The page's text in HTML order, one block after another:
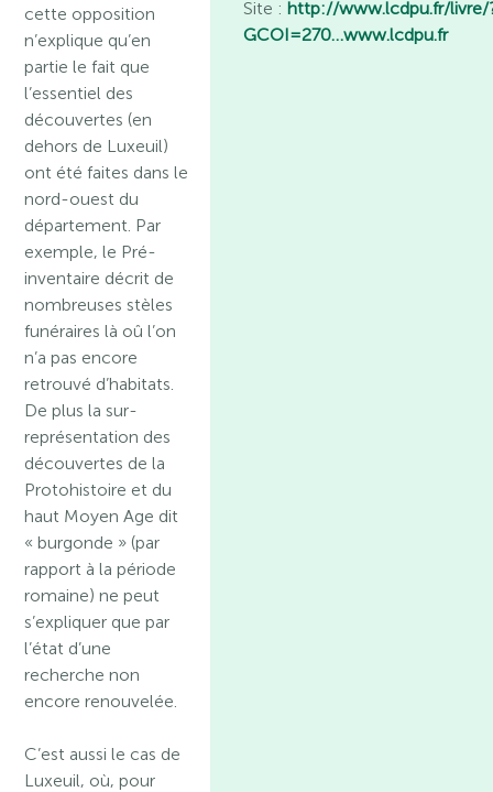
cette opposition
n’explique qu’en
partie le fait que
l’essentiel des
découvertes (en
dehors de Luxeuil)
ont été faites dans le
nord-ouest du
département. Par
exemple, le Pré-
inventaire décrit de
nombreuses stèles
funéraires là oû l’on
n’a pas encore
retrouvé d’habitats.
De plus la sur-
représentation des
découvertes de la
Protohistoire et du
haut Moyen Age dit
« burgonde » (par
rapport à la période
romaine) ne peut
s’expliquer que par
l’état d’une
recherche non
encore renouvelée.
C’est aussi le cas de
Luxeuil, où, pour
Site :http://www.lcdpu.fr/livre/
GCOI=270…www.lcdpu.fr